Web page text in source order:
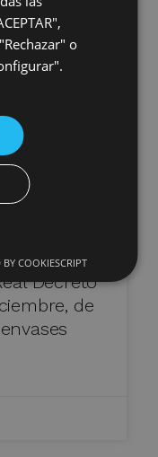
Decreto
de
o
BY COOKIESCRIPT